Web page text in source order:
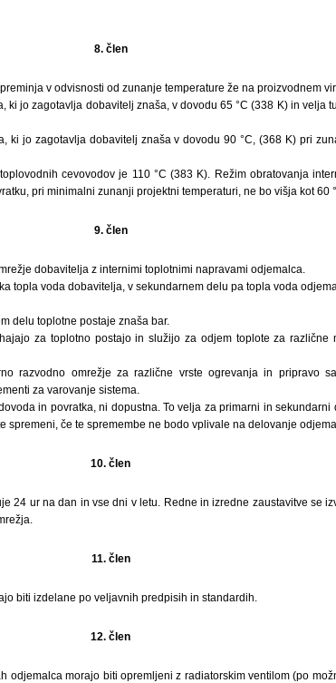
8. člen
v odvisnosti od zunanje temperature že na proizvodnem
ki jo zagotavlja dobavitelj znaša, v dovodu 65 °C (338 K) in velja
ki jo zagotavlja dobavitelj znaša v dovodu 90 °C, (368 K) pri
cevovodov je 110 °C (383 K). Režim obratovanja
pri minimalni zunanji projektni temperaturi, ne bo višja kot 60
9. člen
dobavitelja z internimi toplotnimi napravami odjemalca.
topla voda dobavitelja, v sekundarnem delu pa topla voda
delu toplotne postaje znaša bar.
za toplotno postajo in služijo za odjem toplote za različne
razvodno omrežje za različne vrste ogrevanja in pripravo
za varovanje sistema.
in povratka, ni dopustna. To velja za primarni in sekundarni
spremeni, če te spremembe ne bodo vplivale na delovanje
10. člen
24 ur na dan in vse dni v letu. Redne in izredne zaustavitve se
11. člen
biti izdelane po veljavnih predpisih in standardih.
12. člen
odjemalca morajo biti opremljeni z radiatorskim ventilom (po